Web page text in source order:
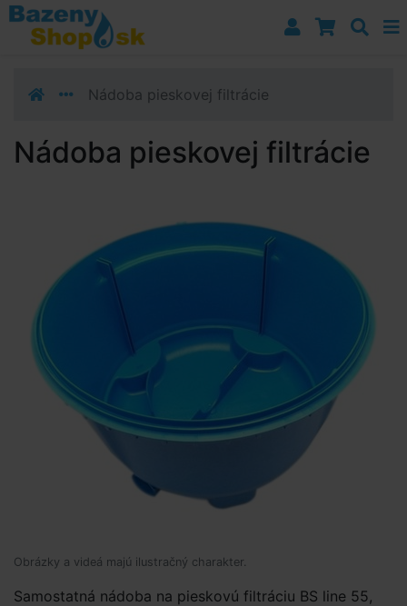
Prejsť k navigácii
Prejsť na obsah
Prejsť k bočnému stĺpci
Nádoba pieskovej filtrácie
Nádoba pieskovej filtrácie
Obrázky a videá majú ilustračný charakter.
Samostatná nádoba na pieskovú filtráciu BS line 55,